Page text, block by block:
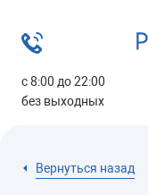
с 8:00 до 22:00
без выходных
Вернуться назад